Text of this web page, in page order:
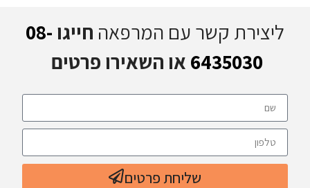
ליצירת קשר עם המרפאה חייגו 08-
6435030 או השאירו פרטים
שליחת פרטים